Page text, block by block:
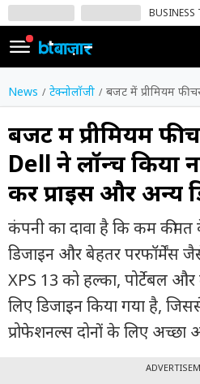
BUSINESS
SIGN
IN
Dark
Mode
होम
शेयर
वीडियो
ट्रेंडिंग
बिजनेस
न्यूज
News टेक्नोलॉजी बजट में प्रीमियम फीचर वाला लैपटॉप!
बजट में प्रीमियम
Dell ने लॉन्च किया
करें प्राइस और अन्य
कंपनी का दावा है कि कम कीमत
डिजाइन और बेहतर परफॉर्मेंस
XPS 13 को हल्का, पोर्टेबल
लिए डिजाइन किया गया है,
प्रोफेशनल्स दोनों के लिए